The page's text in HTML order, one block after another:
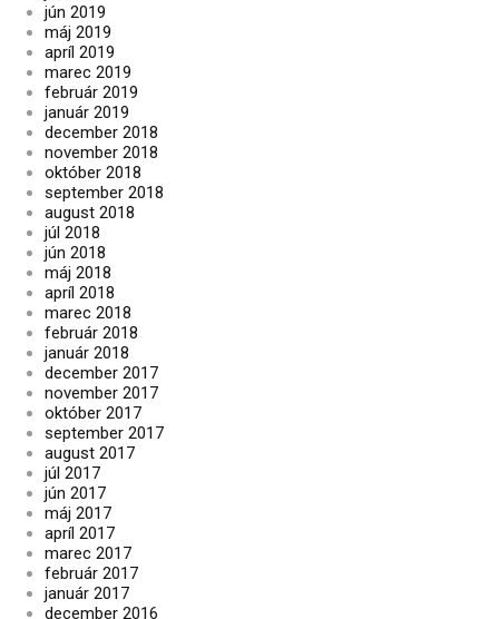
jún 2019
máj 2019
apríl 2019
marec 2019
február 2019
január 2019
december 2018
november 2018
október 2018
september 2018
august 2018
júl 2018
jún 2018
máj 2018
apríl 2018
marec 2018
február 2018
január 2018
december 2017
november 2017
október 2017
september 2017
august 2017
júl 2017
jún 2017
máj 2017
apríl 2017
marec 2017
február 2017
január 2017
december 2016